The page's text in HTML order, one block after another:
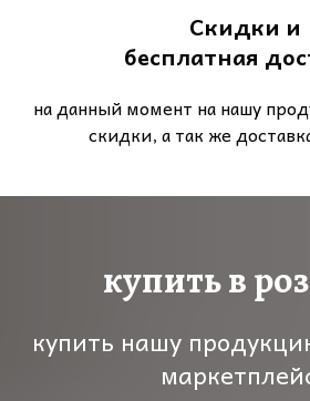
Скидки и
бесплатная
на данный момент на нашу
скидки, а так же
купить в
купить нашу